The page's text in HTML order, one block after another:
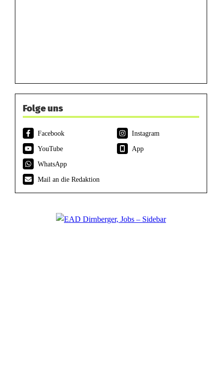
Folge uns
Facebook
Instagram
YouTube
App
WhatsApp
Mail an die Redaktion